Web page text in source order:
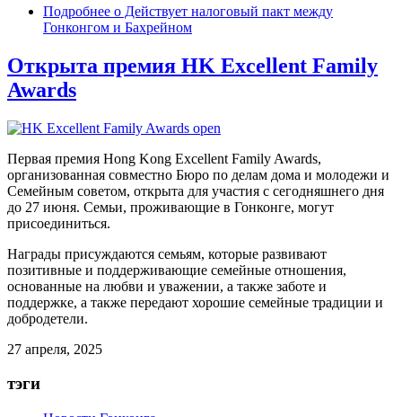
Подробнее о Действует налоговый пакт между
Гонконгом и Бахрейном
Открыта премия HK Excellent Family
Awards
Первая премия Hong Kong Excellent Family Awards,
организованная совместно Бюро по делам дома и молодежи и
Семейным советом, открыта для участия с сегодняшнего дня
до 27 июня. Семьи, проживающие в Гонконге, могут
присоединиться.
Награды присуждаются семьям, которые развивают
позитивные и поддерживающие семейные отношения,
основанные на любви и уважении, а также заботе и
поддержке, а также передают хорошие семейные традиции и
добродетели.
27 апреля, 2025
тэги